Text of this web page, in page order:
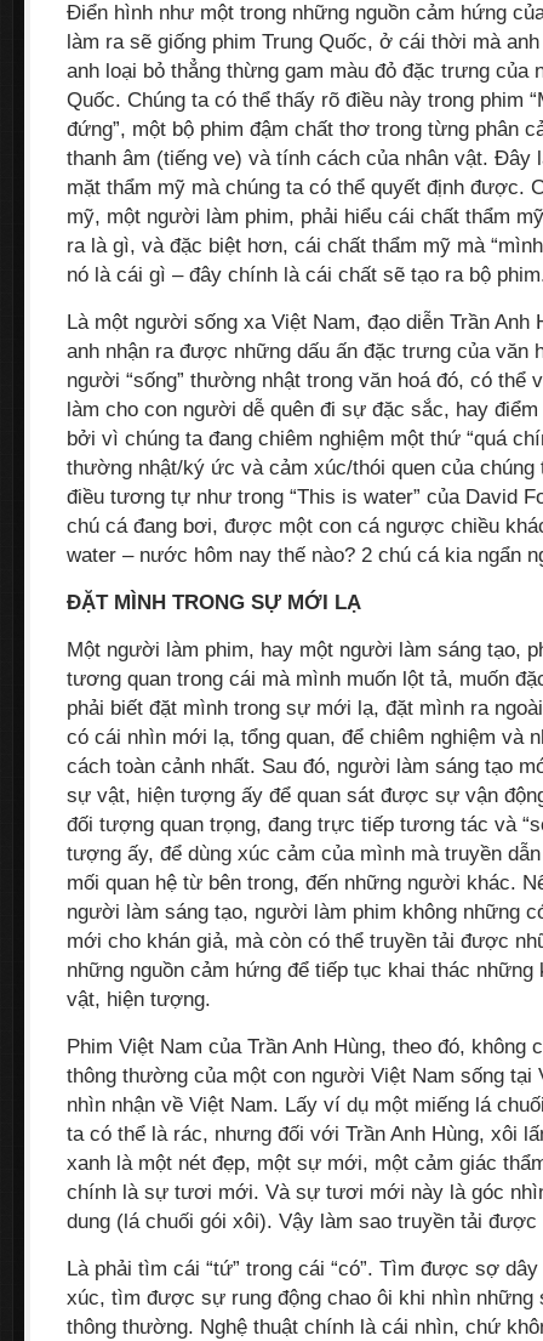
Điển hình như một trong những nguồn cảm hứng
làm ra sẽ giống phim Trung Quốc, ở cái thời mà
anh loại bỏ thẳng thừng gam màu đỏ đặc trưng của
Quốc. Chúng ta có thể thấy rõ điều này trong phim
đứng”, một bộ phim đậm chất thơ trong từng phân
thanh âm (tiếng ve) và tính cách của nhân vật. Đây
mặt thẩm mỹ mà chúng ta có thể quyết định được.
mỹ, một người làm phim, phải hiểu cái chất thẩm
ra là gì, và đặc biệt hơn, cái chất thẩm mỹ mà
nó là cái gì – đây chính là cái chất sẽ tạo ra bộ
Là một người sống xa Việt Nam, đạo diễn Trần Anh
anh nhận ra được những dấu ấn đặc trưng của văn
người “sống” thường nhật trong văn hoá đó, có thể
làm cho con người dễ quên đi sự đặc sắc, hay
bởi vì chúng ta đang chiêm nghiệm một thứ “quá
thường nhật/ký ức và cảm xúc/thói quen của chúng
điều tương tự như trong “This is water” của David
chú cá đang bơi, được một con cá ngược chiều
water – nước hôm nay thế nào? 2 chú cá kia ngẩn
ĐẶT MÌNH TRONG SỰ MỚI LẠ
Một người làm phim, hay một người làm sáng tạo,
tương quan trong cái mà mình muốn lột tả, muốn
phải biết đặt mình trong sự mới lạ, đặt mình ra
có cái nhìn mới lạ, tổng quan, để chiêm nghiệm và
cách toàn cảnh nhất. Sau đó, người làm sáng tạo
sự vật, hiện tượng ấy để quan sát được sự vận
đối tượng quan trọng, đang trực tiếp tương tác và
tượng ấy, để dùng xúc cảm của mình mà truyền
mối quan hệ từ bên trong, đến những người khác.
người làm sáng tạo, người làm phim không những
mới cho khán giả, mà còn có thể truyền tải được
những nguồn cảm hứng để tiếp tục khai thác
vật, hiện tượng.
Phim Việt Nam của Trần Anh Hùng, theo đó, không
thông thường của một con người Việt Nam sống tại
nhìn nhận về Việt Nam. Lấy ví dụ một miếng lá
ta có thể là rác, nhưng đối với Trần Anh Hùng, xôi
xanh là một nét đẹp, một sự mới, một cảm giác
chính là sự tươi mới. Và sự tươi mới này là góc
dung (lá chuối gói xôi). Vậy làm sao truyền tải được
Là phải tìm cái “tứ” trong cái “có”. Tìm được sợ
xúc, tìm được sự rung động chao ôi khi nhìn những
thông thường. Nghệ thuật chính là cái nhìn, chứ